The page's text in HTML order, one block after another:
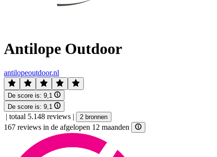
Antilope Outdoor
antilopeoutdoor.nl
De score is: 9,1
De score is: 9,1
| totaal 5.148 reviews | 2 bronnen
167 reviews in de afgelopen 12 maanden